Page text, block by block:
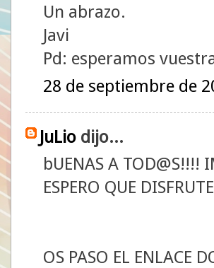
Un abrazo.
Javi
Pd: esperamos
28 de septiembre de
JuLio dijo...
bUENAS A TOD@S!!!!
ESPERO QUE
OS PASO EL ENLACE